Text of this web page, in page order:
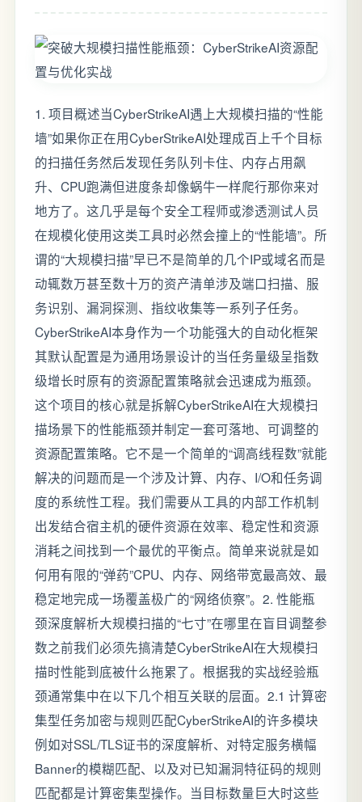
1. 项目概述当CyberStrikeAI遇上大规模扫描的“性能
墙”如果你正在用CyberStrikeAI处理成百上千个目标
的扫描任务然后发现任务队列卡住、内存占用飙
升、CPU跑满但进度条却像蜗牛一样爬行那你来对
地方了。这几乎是每个安全工程师或渗透测试人员
在规模化使用这类工具时必然会撞上的“性能墙”。所
谓的“大规模扫描”早已不是简单的几个IP或域名而是
动辄数万甚至数十万的资产清单涉及端口扫描、服
务识别、漏洞探测、指纹收集等一系列子任务。
CyberStrikeAI本身作为一个功能强大的自动化框架
其默认配置是为通用场景设计的当任务量级呈指数
级增长时原有的资源配置策略就会迅速成为瓶颈。
这个项目的核心就是拆解CyberStrikeAI在大规模扫
描场景下的性能瓶颈并制定一套可落地、可调整的
资源配置策略。它不是一个简单的“调高线程数”就能
解决的问题而是一个涉及计算、内存、I/O和任务调
度的系统性工程。我们需要从工具的内部工作机制
出发结合宿主机的硬件资源在效率、稳定性和资源
消耗之间找到一个最优的平衡点。简单来说就是如
何用有限的“弹药”CPU、内存、网络带宽最高效、最
稳定地完成一场覆盖极广的“网络侦察”。2. 性能瓶
颈深度解析大规模扫描的“七寸”在哪里在盲目调整参
数之前我们必须先搞清楚CyberStrikeAI在大规模扫
描时性能到底被什么拖累了。根据我的实战经验瓶
颈通常集中在以下几个相互关联的层面。2.1 计算密
集型任务加密与规则匹配CyberStrikeAI的许多模块
例如对SSL/TLS证书的深度解析、对特定服务横幅
Banner的模糊匹配、以及对已知漏洞特征码的规则
匹配都是计算密集型操作。当目标数量巨大时这些